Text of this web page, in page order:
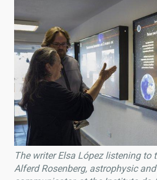
The writer Elsa López listening to
Alferd Rosenberg, astrophysic